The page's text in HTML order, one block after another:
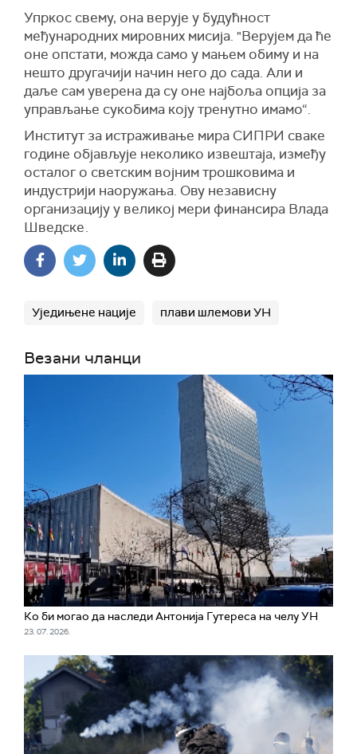
Упркос свему, она верује у будућност
међународних мировних мисија. "Верујем да ће
оне опстати, можда само у мањем обиму и на
нешто другачији начин него до сада. Али и
даље сам уверена да су оне најбоља опција за
управљање сукобима коју тренутно имамо“.
Институт за истраживање мира СИПРИ сваке
године објављује неколико извештаја, између
осталог о светским војним трошковима и
индустрији наоружања. Ову независну
организацију у великој мери финансира Влада
Шведске.
Уједињене нације плави шлемови УН
Везани чланци
Ко би могао да наследи Антонија Гутереса на челу УН
23. 07. 2026.